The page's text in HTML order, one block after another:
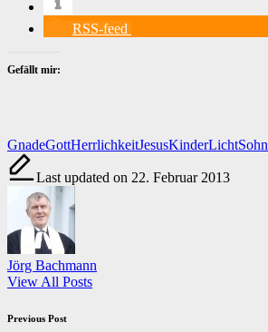
RSS-feed
Gefällt mir:
Tags:
GnadeGottHerrlichkeitJesusKinderLichtSohn
Last updated on 22. Februar 2013
Jörg Bachmann
View All Posts
Post
Previous Post